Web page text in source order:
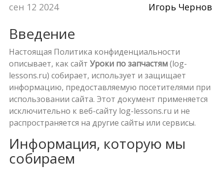
сен 12 2024 Игорь Чернов
Введение
Настоящая Политика конфиденциальности
описывает, как сайт Уроки по запчастям(log-
lessons.ru) собирает, использует и защищает
информацию, предоставляемую посетителями при
использовании сайта. Этот документ применяется
исключительно к веб-сайту log-lessons.ru и не
распространяется на другие сайты или сервисы.
Информация, которую мы
собираем